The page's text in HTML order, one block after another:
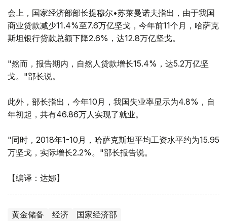
会上，国家经济部部长提穆尔•苏莱曼诺夫指出，由于我国
商业贷款减少11.4%至7.6万亿坚戈，今年前11个月，哈萨克
斯坦银行贷款总额下降2.6%，达12.8万亿坚戈。
"然而，报告期内，自然人贷款增长15.4%，达5.2万亿坚
戈。"部长说。
此外，部长指出，今年10月，我国失业率显示为4.8%，自
年初起，共有46.86万人实现了就业。
"同时，2018年1-10月，哈萨克斯坦平均工资水平约为15.95
万坚戈，实际增长2.2%。"部长报告说。
【编译：达娜】
黄金储备 经济 国家经济部